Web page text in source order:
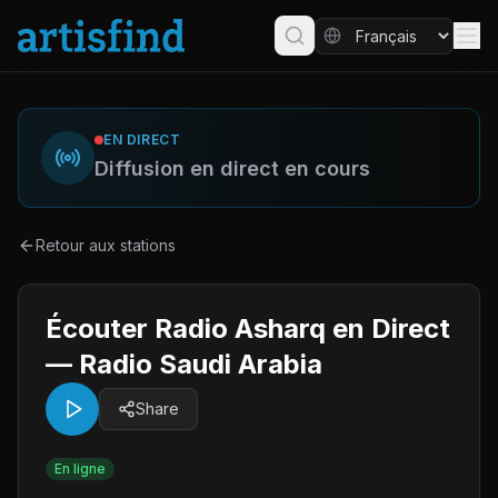
EN DIRECT
Diffusion en direct en cours
Retour aux stations
Écouter Radio Asharq en Direct
— Radio Saudi Arabia
Share
En ligne